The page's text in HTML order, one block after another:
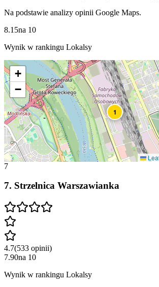
Na podstawie analizy opinii Google Maps.
8.15na 10
Wynik w rankingu Lokalsy
1
+
−
7
7. Strzelnica Warszawianka
4.7(533 opinii)
7.90na 10
Wynik w rankingu Lokalsy